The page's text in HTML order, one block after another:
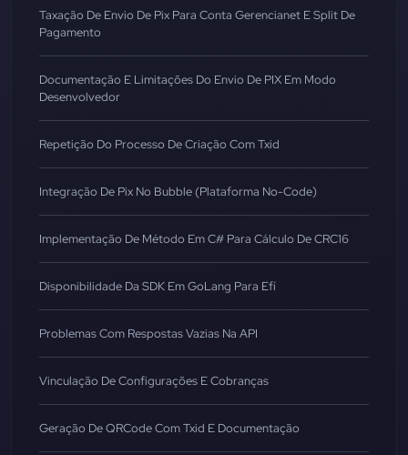
Taxação De Envio De Pix Para Conta Gerencianet E Split De
Pagamento
Documentação E Limitações Do Envio De PIX Em Modo
Desenvolvedor
Repetição Do Processo De Criação Com Txid
Integração De Pix No Bubble (Plataforma No-Code)
Implementação De Método Em C# Para Cálculo De CRC16
Disponibilidade Da SDK Em GoLang Para Efí
Problemas Com Respostas Vazias Na API
Vinculação De Configurações E Cobranças
Geração De QRCode Com Txid E Documentação